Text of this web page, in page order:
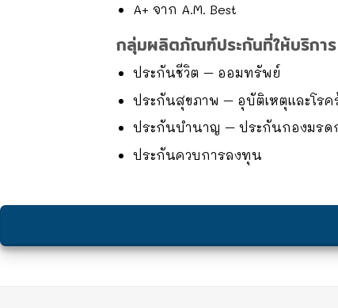
A+ จาก A.M. Best
กลุ่มผลิตภัณฑ์ประกันที่ให้บริการ
ประกันชีวิต – ออมทรัพย์
ประกันสุขภาพ – อุบัติเหตุและโรค
ประกันบำนาญ – ประกันกองมรด
ประกันควบการลงทุน